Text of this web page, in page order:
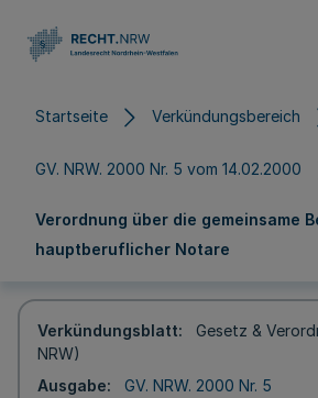
Startseite Verkündungsbereich
GV. NRW. 2000 Nr. 5 vom 14.02.2000
Verordnung über die gemeinsame
hauptberuflicher Notare
Verkündungsblatt
Gesetz &
NRW)
Ausgabe
GV. NRW. 2000 Nr. 5